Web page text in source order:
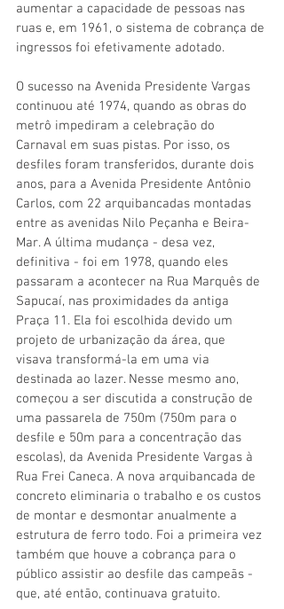
aumentar a capacidade de pessoas nas
ruas e, em 1961, o sistema de cobrança de
ingressos foi efetivamente adotado.
O sucesso na Avenida Presidente Vargas
continuou até 1974, quando as obras do
metrô impediram a celebração do
Carnaval em suas pistas. Por isso, os
desfiles foram transferidos, durante dois
anos, para a Avenida Presidente Antônio
Carlos, com 22 arquibancadas montadas
entre as avenidas Nilo Peçanha e Beira-
Mar. A última mudança - desa vez,
definitiva - foi em 1978, quando eles
passaram a acontecer na Rua Marquês de
Sapucaí, nas proximidades da antiga
Praça 11. Ela foi escolhida devido um
projeto de urbanização da área, que
visava transformá-la em uma via
destinada ao lazer. Nesse mesmo ano,
começou a ser discutida a construção de
uma passarela de 750m (750m para o
desfile e 50m para a concentração das
escolas), da Avenida Presidente Vargas à
Rua Frei Caneca. A nova arquibancada de
concreto eliminaria o trabalho e os custos
de montar e desmontar anualmente a
estrutura de ferro todo. Foi a primeira vez
também que houve a cobrança para o
público assistir ao desfile das campeãs -
que, até então, continuava gratuito.